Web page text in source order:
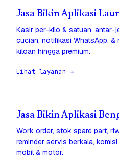
Jasa Bikin Aplikasi
Kasir per-kilo & satuan, antar-
cucian, notifikasi WhatsApp,
kiloan hingga premium.
Lihat layanan →
Jasa Bikin Aplikasi
Work order, stok spare part,
reminder servis berkala,
mobil & motor.